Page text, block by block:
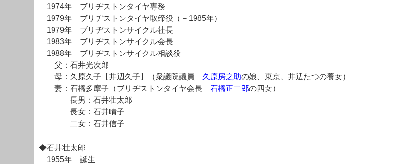
1974年 ブリヂストンタイヤ専務
1979年 ブリヂストンタイヤ取締役（－1985年）
1979年 ブリヂストンサイクル社長
1983年 ブリヂストンサイクル会長
1988年 ブリヂストンサイクル相談役
父：石井光次郎
母：久原久子【井辺久子】（衆議院議員 久原房之助の娘、東京、井辺たつの養女）
妻：石橋多摩子（ブリヂストンタイヤ会長 石橋正二郎の四女）
長男：石井壮太郎
長女：石井晴子
二女：石井信子
◆石井壮太郎
1955年 誕生